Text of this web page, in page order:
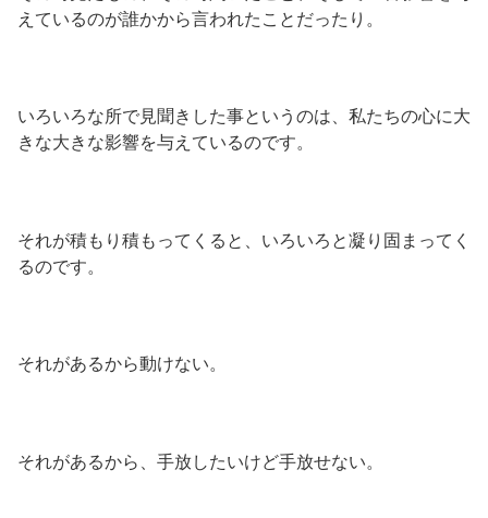
えているのが誰かから言われたことだったり。
いろいろな所で見聞きした事というのは、私たちの心に大
きな大きな影響を与えているのです。
それが積もり積もってくると、いろいろと凝り固まってく
るのです。
それがあるから動けない。
それがあるから、手放したいけど手放せない。